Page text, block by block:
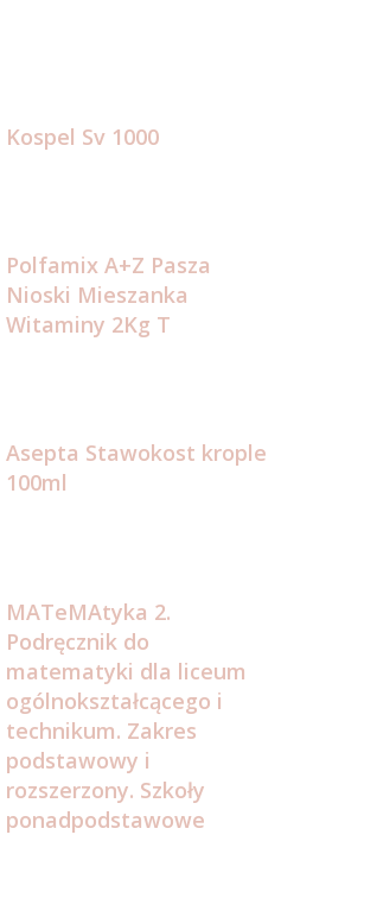
Kospel Sv 1000
Polfamix A+Z Pasza
Nioski Mieszanka
Witaminy 2Kg T
Asepta Stawokost krople
100ml
MATeMAtyka 2.
Podręcznik do
matematyki dla liceum
ogólnokształcącego i
technikum. Zakres
podstawowy i
rozszerzony. Szkoły
ponadpodstawowe